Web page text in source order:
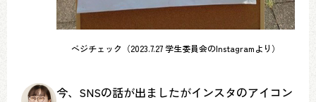
ベジチェック（2023.7.27 学生委員会のInstagramより）
今、SNSの話が出ましたがインスタのアイコン